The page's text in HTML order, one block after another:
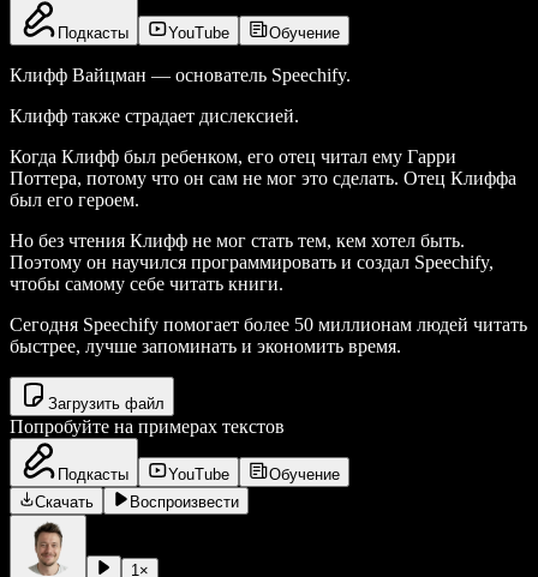
Подкасты YouTube Обучение
Клифф Вайцман — основатель Speechify.
Клифф также страдает дислексией.
Когда Клифф был ребенком, его отец читал ему Гарри
Поттера, потому что он сам не мог это сделать. Отец Клиффа
был его героем.
Но без чтения Клифф не мог стать тем, кем хотел быть.
Поэтому он научился программировать и создал Speechify,
чтобы самому себе читать книги.
Сегодня Speechify помогает более 50 миллионам людей читать
быстрее, лучше запоминать и экономить время.
Загрузить файл
Попробуйте на примерах текстов
Подкасты YouTube
Обучение
Скачать
Воспроизвести
1 ×